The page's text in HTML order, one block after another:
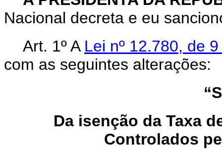
Nacional decreta e eu
Art. 1º A Lei nº 12.780, de
com as seguintes alterações:
Da isenção da Taxa
Controlados